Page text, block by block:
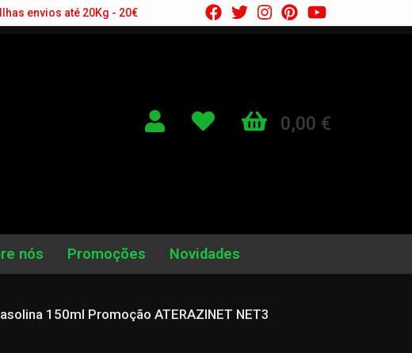
envios até 20Kg - 20€
0,00 €
nós Promoções Novidades
150ml Promoção ATERAZINET NET3